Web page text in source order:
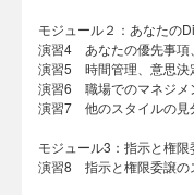
モジュール２：あなたの
演習4 あなたの優先事項
演習5 時間管理、意思決
演習6 職場でのマネジメ
演習7 他のスタイルの見
モジュール3：指示と権限
演習8 指示と権限委譲の